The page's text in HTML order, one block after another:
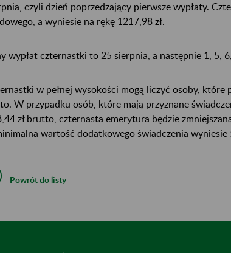
czyli dzień poprzedzający pierwsze wypłaty.
a wyniesie na rękę 1217,98 zł.
wypłat czternastki to 25 sierpnia, a następnie 1, 5,
w pełnej wysokości mogą liczyć osoby,
W przypadku osób, które mają przyznane
zł brutto, czternasta emerytura będzie
wartość dodatkowego świadczenia wyniesie
Powrót do listy